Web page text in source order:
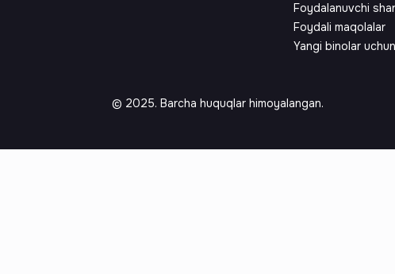
Foydalanuvchi
Foydali maqolalar
Yangi binolar
© 2025. Barcha huquqlar himoyalangan.